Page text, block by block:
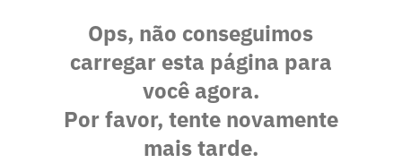
Ops, não conseguimos
carregar esta página para
você agora.
Por favor, tente novamente
mais tarde.